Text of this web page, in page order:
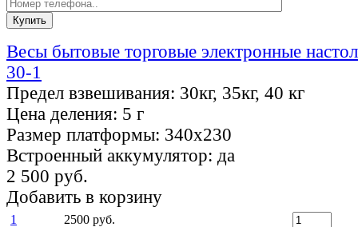
Весы бытовые торговые электронные
30-1
Предел взвешивания: 30кг, 35кг, 40 кг
Цена деления: 5 г
Размер платформы: 340х230
Встроенный аккумулятор: да
2 500 руб.
Добавить в корзину
1
2500 руб.